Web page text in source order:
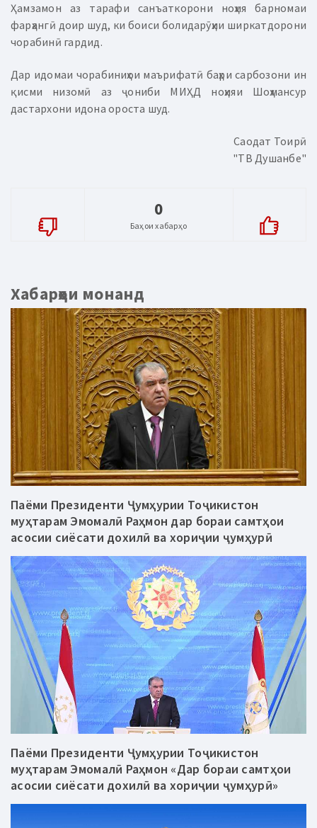
Ҳамзамон аз тарафи санъаткорони ноҳия барномаи
фарҳангӣ доир шуд, ки боиси болидарӯҳии ширкатдорони
чорабинӣ гардид.
Дар идомаи чорабиниҳои маърифатӣ баҳри сарбозони ин
қисми низомӣ аз ҷониби МИҲД ноҳияи Шоҳмансур
дастархони идона ороста шуд.
Саодат Тоирӣ
"ТВ Душанбе"
0
Баҳои хабарҳо
Хабарҳои монанд
Паёми Президенти Ҷумҳурии Тоҷикистон
муҳтарам Эмомалӣ Раҳмон дар бораи самтҳои
асосии сиёсати дохилӣ ва хориҷии ҷумҳурӣ
Паёми Президенти Ҷумҳурии Тоҷикистон
муҳтарам Эмомалӣ Раҳмон «Дар бораи самтҳои
асосии сиёсати дохилӣ ва хориҷии ҷумҳурӣ»